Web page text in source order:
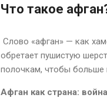
Что такое
Слово «афган» — как
обретает пушистую
полочкам, чтобы больше
Афган как страна: